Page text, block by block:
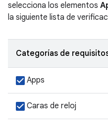
selecciona los elementos
la siguiente lista de
Categorías de
Apps
Caras de reloj